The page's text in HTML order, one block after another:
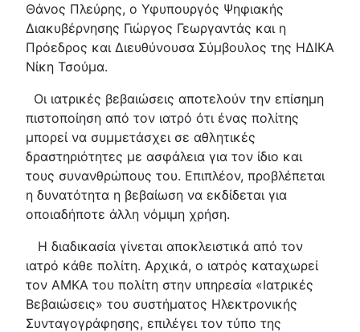
Θάνος Πλεύρης, ο Υφυπουργός Ψηφιακής
Διακυβέρνησης Γιώργος Γεωργαντάς και η
Πρόεδρος και Διευθύνουσα Σύμβουλος της ΗΔΙΚΑ
Νίκη Τσούμα.
Οι ιατρικές βεβαιώσεις αποτελούν την επίσημη
πιστοποίηση από τον ιατρό ότι ένας πολίτης
μπορεί να συμμετάσχει σε αθλητικές
δραστηριότητες με ασφάλεια για τον ίδιο και
τους συνανθρώπους του. Επιπλέον, προβλέπεται
η δυνατότητα η βεβαίωση να εκδίδεται για
οποιαδήποτε άλλη νόμιμη χρήση.
Η διαδικασία γίνεται αποκλειστικά από τον
ιατρό κάθε πολίτη. Αρχικά, ο ιατρός καταχωρεί
τον ΑΜΚΑ του πολίτη στην υπηρεσία «Ιατρικές
Βεβαιώσεις» του συστήματος Ηλεκτρονικής
Συνταγογράφησης, επιλέγει τον τύπο της